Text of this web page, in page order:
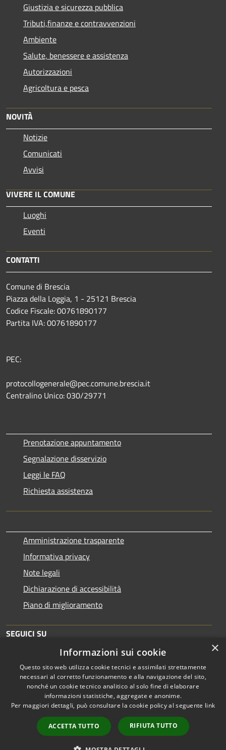
Giustizia e sicurezza pubblica
Tributi,finanze e contravvenzioni
Ambiente
Salute, benessere e assistenza
Autorizzazioni
Agricoltura e pesca
NOVITÀ
Notizie
Comunicati
Avvisi
VIVERE IL COMUNE
Luoghi
Eventi
CONTATTI
Comune di Brescia
Piazza della Loggia, 1 - 25121 Brescia
Codice Fiscale: 00761890177
Partita IVA: 00761890177
PEC:
protocollogenerale@pec.comune.brescia.it
Centralino Unico: 030/29771
Prenotazione appuntamento
Segnalazione disservizio
Leggi le FAQ
Richiesta assistenza
Amministrazione trasparente
Informativa privacy
Note legali
Dichiarazione di accessibilità
Piano di miglioramento
SEGUICI SU
RSS
Accessibilità
Copyright © 2026 • Comune di
Municipium•
Accesso
redazione
×
Informazioni sui cookie
Questo sito web utilizza cookie tecnici e assimilati strettamente
necessari al corretto funzionamento e alla navigazione del sito,
nonché un cookie tecnico analitico al solo fine di elaborare
informazioni statistiche, aggregate e anonime.
Per maggiori dettagli, può consultare la cookie policy al seguente link
ACCETTA TUTTO RIFIUTA TUTTO